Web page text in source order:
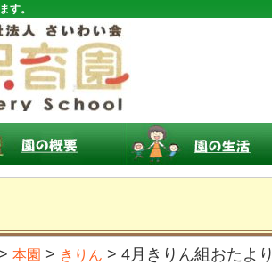
す。
> 本園 > きりん > 4月きりん組おたより